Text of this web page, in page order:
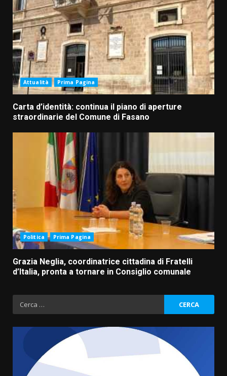
Attualità Prima Pagina
Carta d’identità: continua il piano di aperture
straordinarie del Comune di Fasano
Politica Prima Pagina
Grazia Neglia, coordinatrice cittadina di Fratelli
d’Italia, pronta a tornare in Consiglio comunale
Ricerca
per: